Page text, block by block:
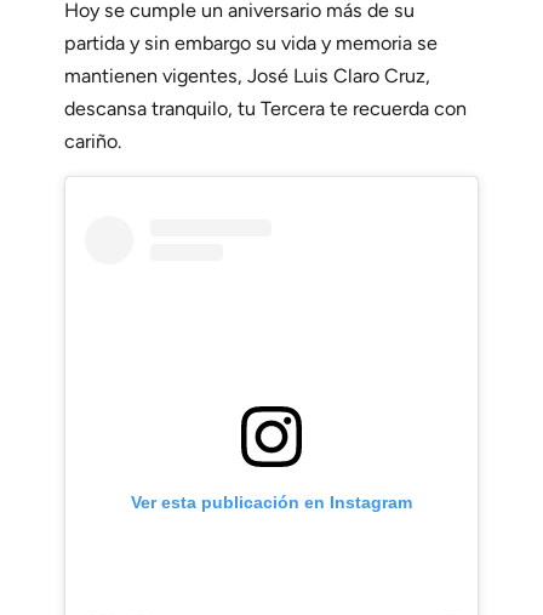
Hoy se cumple un aniversario más de su
partida y sin embargo su vida y memoria se
mantienen vigentes, José Luis Claro Cruz,
descansa tranquilo, tu Tercera te recuerda con
cariño.
Ver esta publicación en Instagram